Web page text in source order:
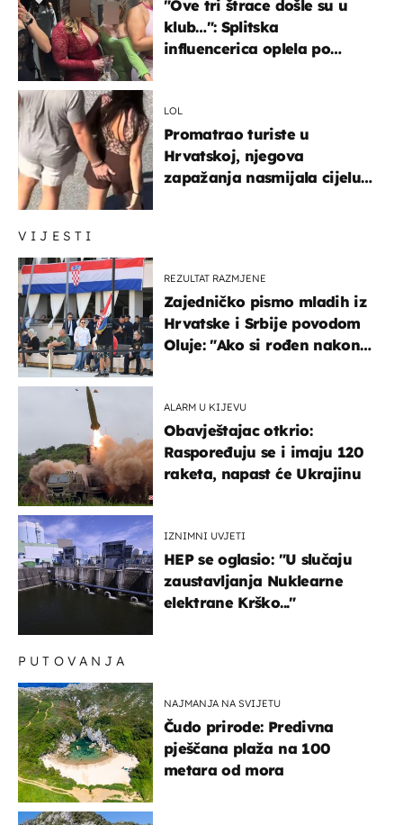
VIJESTI
REZULTAT RAZMJENE
Zajedničko pismo mladih iz
Hrvatske i Srbije povodom
Oluje: "Ako si rođen nakon
ALARM U KIJEVU
Obavještajac otkrio:
Raspoređuju se i imaju 120
raketa, napast će Ukrajinu
IZNIMNI UVJETI
HEP se oglasio: "U slučaju
zaustavljanja Nuklearne
elektrane Krško..."
"Ove tri štrace došle su u
klub…": Splitska
influencerica oplela po
LOL
Promatrao turiste u
Hrvatskoj, njegova
zapažanja nasmijala cijelu
PUTOVANJA
NAJMANJA NA SVIJETU
Čudo prirode: Predivna
pješčana plaža na 100
metara od mora